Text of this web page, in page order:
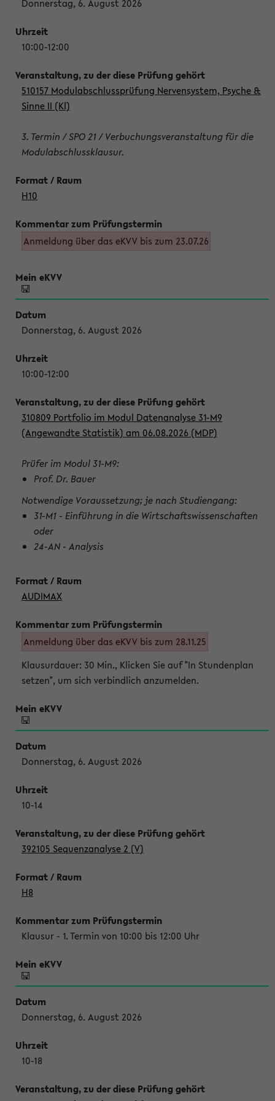
Donnerstag, 6. August 2026
10:00-12:00
510157 Modulabschlussprüfung Nervensystem, Psyche &
Sinne II (Kl)
3. Termin / SPO 21 / Verbuchungsveranstaltung für die
Modulabschlussklausur.
H10
Anmeldung über das eKVV bis zum 23.07.26
Donnerstag, 6. August 2026
10:00-12:00
310809 Portfolio im Modul Datenanalyse 31-M9
(Angewandte Statistik) am 06.08.2026 (MDP)
Prüfer im Modul 31-M9:
Prof. Dr. Bauer
Notwendige Voraussetzung; je nach Studiengang:
31-M1 - Einführung in die Wirtschaftswissenschaften
oder
24-AN - Analysis
AUDIMAX
Anmeldung über das eKVV bis zum 28.11.25
Klausurdauer: 30 Min., Klicken Sie auf "In Stundenplan
setzen", um sich verbindlich anzumelden.
Donnerstag, 6. August 2026
10-14
392105 Sequenzanalyse 2 (V)
H8
Klausur - 1. Termin von 10:00 bis 12:00 Uhr
Donnerstag, 6. August 2026
10-18